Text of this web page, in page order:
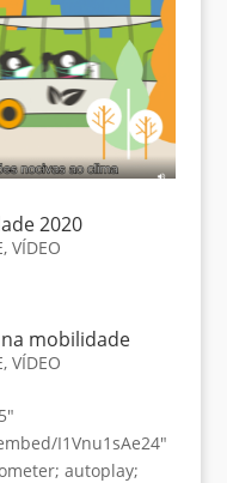
2020
, VÍDEO
mobilidade
, VÍDEO
I1Vnu1sAe24″
autoplay;